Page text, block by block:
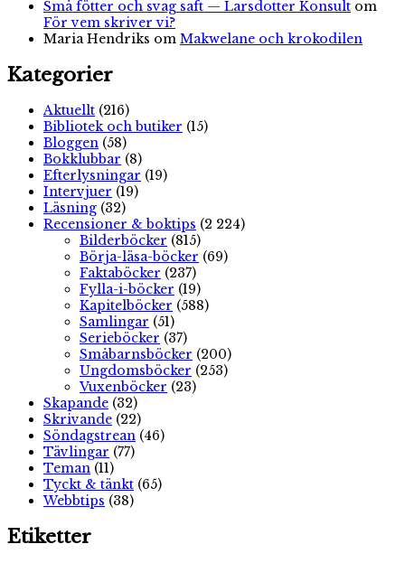
Små fötter och svag saft — Larsdotter Konsult om
För vem skriver vi?
Maria Hendriks om Makwelane och krokodilen
Kategorier
Aktuellt (216)
Bibliotek och butiker (15)
Bloggen (58)
Bokklubbar (8)
Efterlysningar (19)
Intervjuer (19)
Läsning (32)
Recensioner & boktips (2 224)
Bilderböcker (815)
Börja-läsa-böcker (69)
Faktaböcker (237)
Fylla-i-böcker (19)
Kapitelböcker (588)
Samlingar (51)
Serieböcker (37)
Småbarnsböcker (200)
Ungdomsböcker (253)
Vuxenböcker (23)
Skapande (32)
Skrivande (22)
Söndagstrean (46)
Tävlingar (77)
Teman (11)
Tyckt & tänkt (65)
Webbtips (38)
Etiketter